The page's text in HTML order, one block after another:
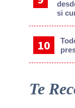
si
Te